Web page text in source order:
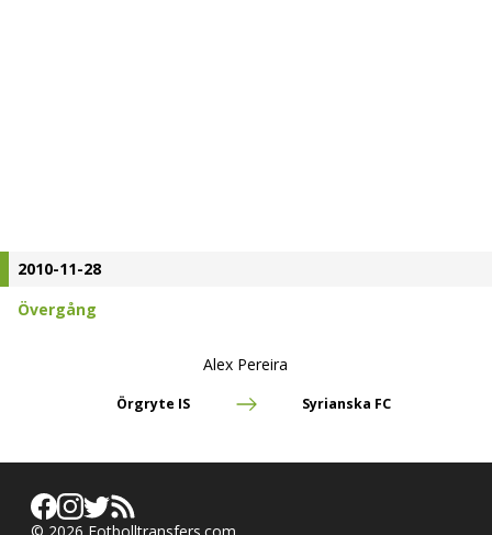
2010-11-28
Övergång
Alex Pereira
Örgryte IS Syrianska FC